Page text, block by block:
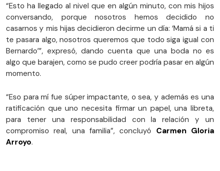
“Esto ha llegado al nivel que en algún minuto, con mis hijos
conversando, porque nosotros hemos decidido no
casarnos y mis hijas decidieron decirme un día: ‘Mamá si a ti
te pasara algo, nosotros queremos que todo siga igual con
Bernardo’”, expresó, dando cuenta que una boda no es
algo que barajen, como se pudo creer podría pasar en algún
momento.
“Eso para mí fue súper impactante, o sea, y además es una
ratificación que uno necesita firmar un papel, una libreta,
para tener una responsabilidad con la relación y un
compromiso real, una familia”, concluyó Carmen Gloria
Arroyo.